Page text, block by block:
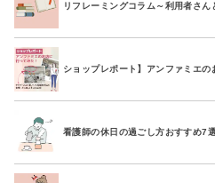
リフレーミングコラム～利用者さん
ショップレポート】アンファミエの
看護師の休日の過ごし方おすすめ7